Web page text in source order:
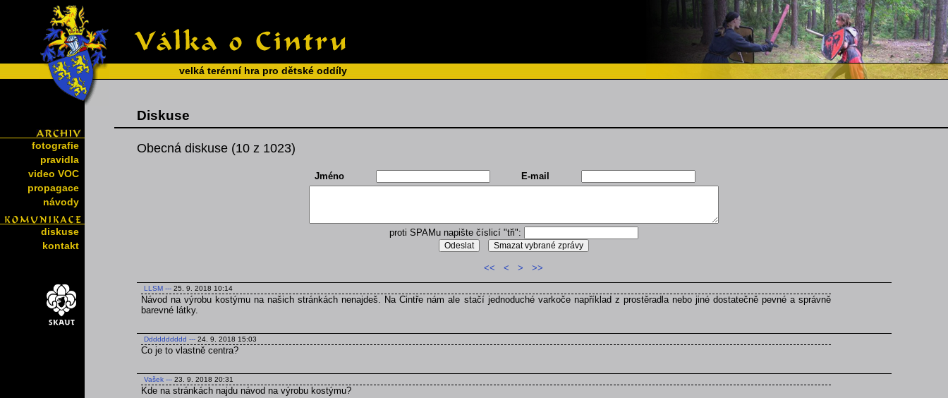
velká terénní hra pro dětské oddíly
fotografie
pravidla
video VOC
propagace
návody
diskuse
kontakt
Diskuse
Obecná diskuse (10 z 1023)
Jméno E-mail
proti SPAMu napište číslicí "tři":
<< < > >>
LLSM --- 25. 9. 2018 10:14
Návod na výrobu kostýmu na našich stránkách nenajdeš. Na Cintře nám ale stačí jednoduché varkoče například z prostěradla nebo jiné dostatečně pevné a správně
barevné látky.
Dddddddddd --- 24. 9. 2018 15:03
Co je to vlastně centra?
Vašek --- 23. 9. 2018 20:31
Kde na stránkách najdu návod na výrobu kostýmu?